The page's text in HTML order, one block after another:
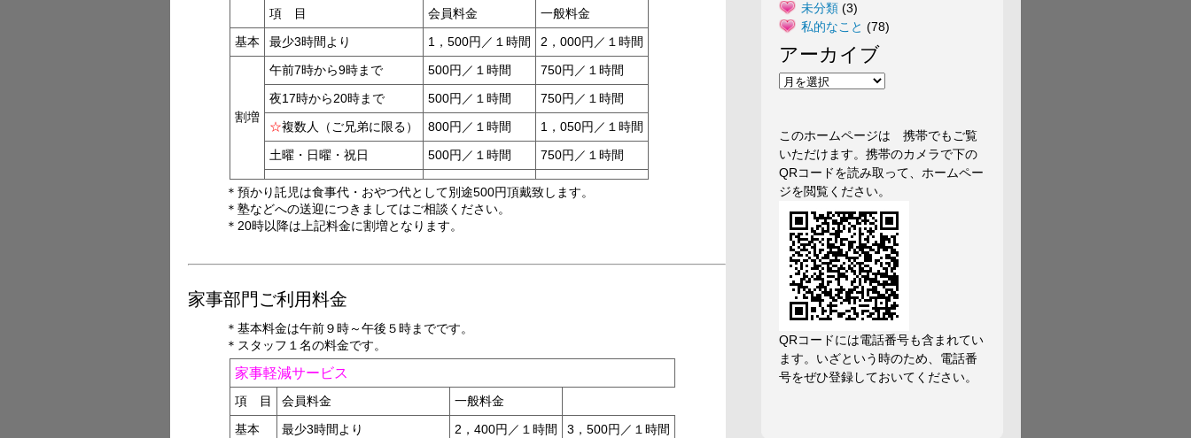
項 目 会員料金
一般料金
基本
最少3時間より 1，500円／１時間 2，000円／１時間
割増
午前7時から9時まで 500円／１時間
750円／１時間
夜17時から20時まで
500円／１時間
750円／１時間
☆複数人（ご兄弟に限る） 800円／１時間
1，050円／１時間
土曜・日曜・祝日
500円／１時間 750円／１時間
＊預かり託児は食事代・おやつ代として別途500円頂戴致します。
＊塾などへの送迎につきましてはご相談ください。
＊20時以降は上記料金に割増となります。
家事部門ご利用料金
＊基本料金は午前９時～午後５時までです。
＊スタッフ１名の料金です。
家事軽減サービス
項 目 会員料金
一般料金
基本
最少3時間より 2，400円／１時間
3，500円／１時間
未分類 (3)
私的なこと (78)
アーカイブ
ア
イ
ブ
このホームページは 携帯でもご覧
いただけます。携帯のカメラで下の
QRコードを読み取って、ホームペー
ジを閲覧ください。
QRコードには電話番号も含まれてい
ます。いざという時のため、電話番
号をぜひ登録しておいてください。